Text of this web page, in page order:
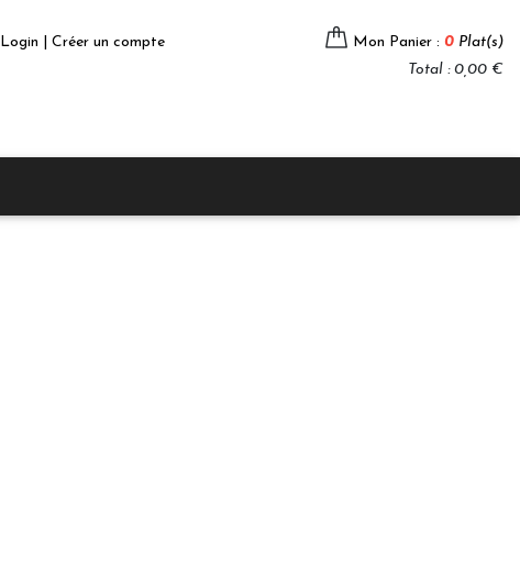
Login | Créer un compte Mon Panier : 0 Plat(s)
Total : 0,00 €